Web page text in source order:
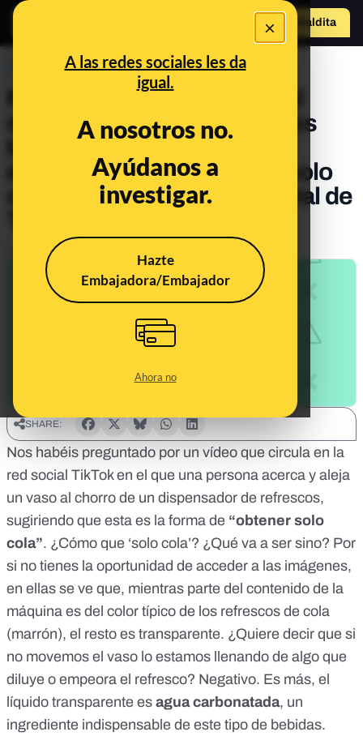
×
A las redes sociales les da
igual.
A nosotros no.
Ayúdanos a
investigar.
Hazte
Embajadora/Embajador
Ahora no
Hazte Maldito
PREBUNKING
Por qué parte del chorro del
dispensador de refrescos es
transparente y por qué
evitándolo no “obtendrás solo
cola” como dice el vídeo viral de
Publicado el
SHARE:
Nos habéis preguntado por un vídeo que circula en la
red social TikToken el que una persona acerca y aleja
un vaso al chorro de un dispensador de refrescos,
sugiriendo que esta es la forma de “obtener solo
cola”. ¿Cómo que ‘solo cola’? ¿Qué va a ser sino? Por
si no tienes la oportunidad de acceder a las imágenes,
en ellas se ve que, mientras parte del contenido de la
máquina es del color típico de los refrescos de cola
(marrón), el resto es transparente. ¿Quiere decir que si
no movemos el vaso lo estamos llenando de algo que
diluye o empeora el refresco? Negativo. Es más, el
líquido transparente es agua carbonatada, un
ingrediente indispensable de este tipo de bebidas.